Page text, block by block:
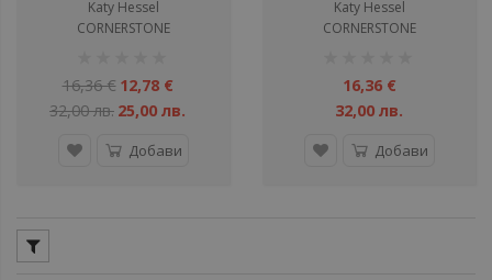
търговски вид
Katy Hessel
CORNERSTONE
1%
16,36 € 12,78 €
32,00 лв. 25,00 лв.
Добави
Katy Hessel
CORNERSTONE
16,36 €
32,00 лв.
Добави